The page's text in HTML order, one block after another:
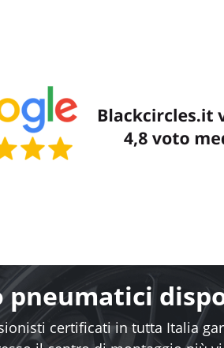
pneumatici
certificati in tutta Italia